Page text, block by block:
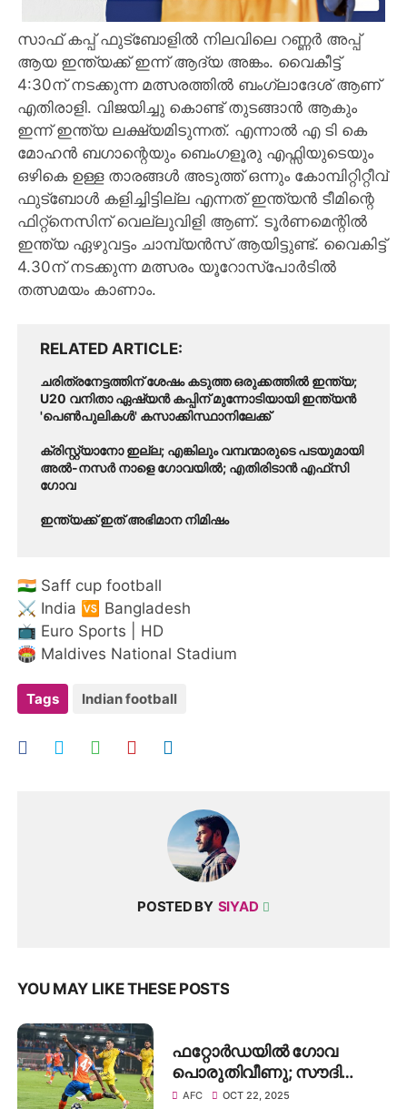
സാഫ് കപ്പ്‌ ഫുട്ബോളിൽ നിലവിലെ റണ്ണർ അപ്പ്
ആയ ഇന്ത്യക്ക് ഇന്ന് ആദ്യ അങ്കം. വൈകീട്ട്
4:30ന് നടക്കുന്ന മത്സരത്തിൽ ബംഗ്ലാദേശ് ആണ്
എതിരാളി. വിജയിച്ചു കൊണ്ട് തുടങ്ങാൻ ആകും
ഇന്ന് ഇന്ത്യ ലക്ഷ്യമിടുന്നത്. എന്നാൽ എ ടി കെ
മോഹൻ ബഗാന്റെയും ബെംഗളൂരു എഫ്സിയുടെയും
ഒഴികെ ഉള്ള താരങ്ങൾ അടുത്ത് ഒന്നും കോമ്പിറ്റിറ്റീവ്
ഫുട്ബോൾ കളിച്ചിട്ടില്ല എന്നത് ഇന്ത്യൻ ടീമിന്റെ
ഫിറ്റ്നെസിന് വെല്ലുവിളി ആണ്. ടൂർണമെന്റിൽ
ഇന്ത്യ ഏഴുവട്ടം ചാമ്പ്യൻസ് ആയിട്ടുണ്ട്. വൈകിട്ട്
4.30ന് നടക്കുന്ന മത്സരം യൂറോസ്പോർടിൽ
തത്സമയം കാണാം.
RELATED ARTICLE
ചരിത്രനേട്ടത്തിന് ശേഷം കടുത്ത ഒരുക്കത്തിൽ ഇന്ത്യ;
U20 വനിതാ ഏഷ്യൻ കപ്പിന് മുന്നോടിയായി ഇന്ത്യൻ
'പെൺപുലികൾ' കസാക്കിസ്ഥാനിലേക്ക്
ക്രിസ്റ്റ്യാനോ ഇല്ല; എങ്കിലും വമ്പന്മാരുടെ പടയുമായി
അൽ-നസർ നാളെ ഗോവയിൽ; എതിരിടാൻ എഫ്‌സി
ഗോവ
ഇന്ത്യക്ക് ഇത് അഭിമാന നിമിഷം
🇮🇳 Saff cup football
⚔️ India 🆚 Bangladesh
📺 Euro Sports | HD
🏟️ Maldives National Stadium
Tags Indian football
POSTED BY SIYAD
YOU MAY LIKE THESE POSTS
ഫറ്റോർഡയിൽ ഗോവ
പൊരുതിവീണു; സൗദി
വമ്പന്മാർക്ക് ജയം, അൽ-
AFC OCT 22, 2025